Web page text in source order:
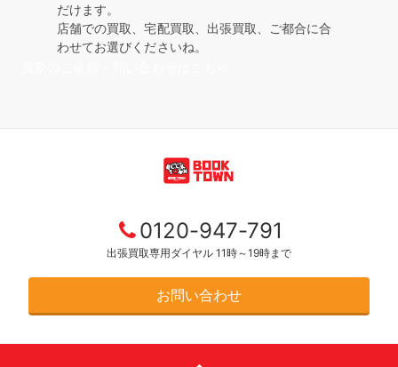
だけます。
店舗での買取、宅配買取、出張買取、ご都合に合
わせてお選びくださいね。
0120-947-791
出張買取専用ダイヤル 11時～19時まで
お問い合わせ